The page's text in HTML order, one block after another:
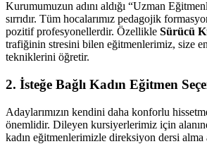
Kurumumuzun adını aldığı “Uzman
sırrıdır. Tüm hocalarımız pedagojik
pozitif profesyonellerdir. Özellikle Sürücü
trafiğinin stresini bilen eğitmenlerimiz, size
tekniklerini öğretir.
2. İsteğe Bağlı Kadın Eğitmen
Adaylarımızın kendini daha konforlu
önemlidir. Dileyen kursiyerlerimiz için
kadın eğitmenlerimizle direksiyon dersi alma